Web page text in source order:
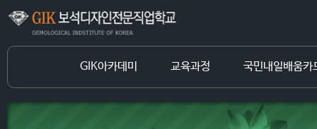
GIK아카데미 교육과정 국민내일배움카